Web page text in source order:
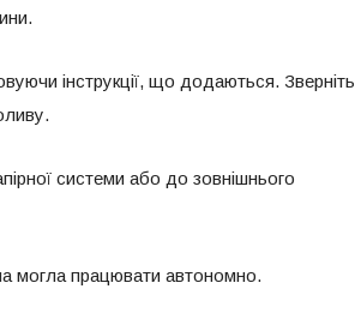
інструкції, що додаються. Зверніть
системи або до зовнішнього
могла працювати автономно.